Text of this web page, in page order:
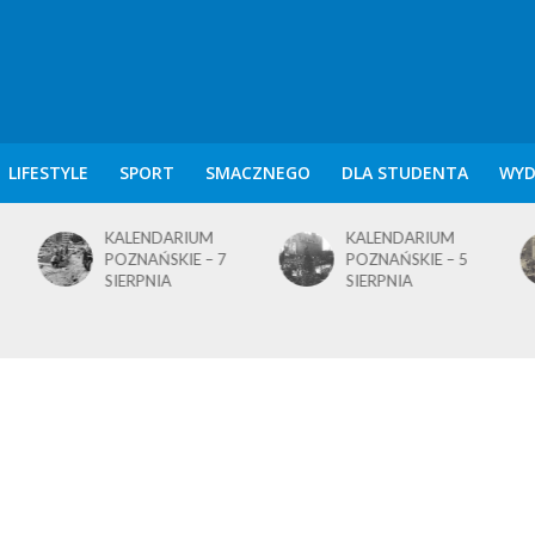
LIFESTYLE SPORT SMACZNEGO DLA STUDENTA
KALENDARIUM
POZNAŃSKIE – 7
SIERPNIA
KALENDARIUM
POZNAŃSKIE – 5
SIERPNIA